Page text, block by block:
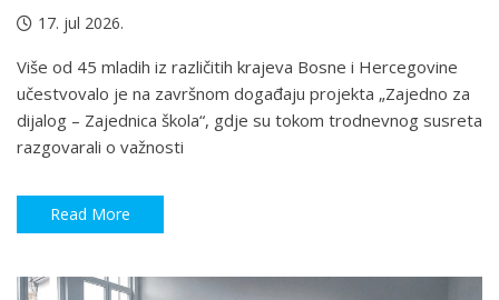
17. jul 2026.
Više od 45 mladih iz različitih krajeva Bosne i Hercegovine
učestvovalo je na završnom događaju projekta „Zajedno za
dijalog – Zajednica škola“, gdje su tokom trodnevnog susreta
razgovarali o važnosti
Read More